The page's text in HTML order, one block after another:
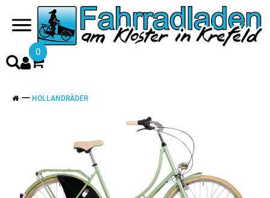
0
HOLLANDRÄDER